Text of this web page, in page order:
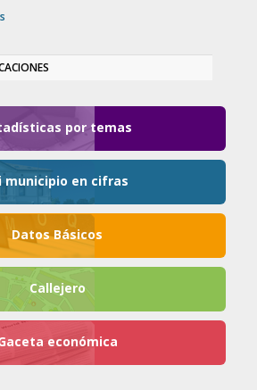
por temas
municipio en cifras
Datos Básicos
Callejero
económica